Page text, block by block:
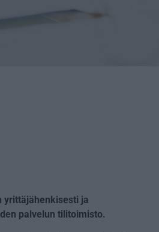
yrittäjähenkisesti ja
palvelun tilitoimisto.